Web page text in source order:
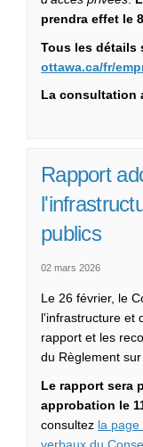
prendra effet le
Tous les détails
ottawa.ca/fr/
La consultation
Rapport
publics
02 mars 2026
Le 26 février, le
l'infrastructure et
rapport et les
du Règlement sur
Le rapport sera
approbation le
consultez la